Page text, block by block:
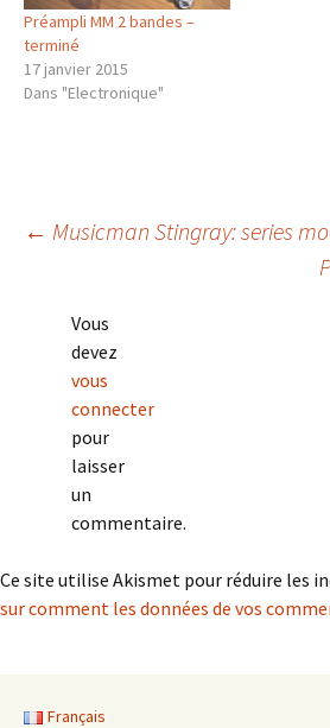
Préampli MM 2 bandes –
terminé
17 janvier 2015
Dans "Electronique"
Navigation
des
articles
← Musicman Stingray: series
Vous
devez
vous
connecter
pour
laisser
un
commentaire.
Ce site utilise Akismet pour réduire les
sur comment les données de vos
Français